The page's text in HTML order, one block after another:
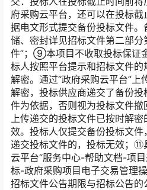
府采购云平台，还可以在投标
据电文形式提交备份投标文件
储、密封详见招标文件第二部
件”；⑨本项目不收取投标保证
标人按照平台提示和招标文件
解密。通过“政府采购云平台”
解密，投标供应商递交了备份
件为依据，否则视为投标文件撤
上传递交的投标文件已按时解
效。投标人仅提交备份投标文
递交投标文件的，投标无效；⑪
云平台“服务中心-帮助文档-项
标-政府采购项目电子交易管理
招标文件公告期限与招标公告的